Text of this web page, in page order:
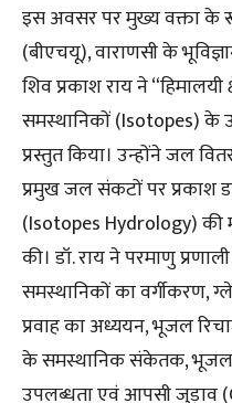
इस अवसर पर मुख्य वक्ता के
(बीएचयू), वाराणसी के
शिव प्रकाश राय ने
समस्थानिकों (Isotopes) के
प्रस्तुत किया। उन्होंने जल
प्रमुख जल संकटों पर प्रकाश
(Isotopes Hydrology) की
की। डॉ. राय ने परमाणु
समस्थानिकों का वर्गीकरण,
प्रवाह का अध्ययन, भूजल
के समस्थानिक संकेतक, भूजल
उपलब्धता एवं आपसी जुड़ाव